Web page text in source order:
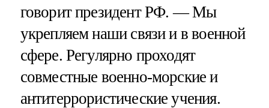
говорит президент РФ. — Мы
укрепляем наши связи и в военной
сфере. Регулярно проходят
совместные военно-морские и
антитеррористические учения.